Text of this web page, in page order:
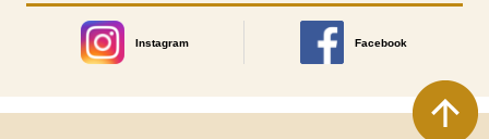
Instagram
別のウィンドウで開きます。
Facebook
別のウィンドウで開きます